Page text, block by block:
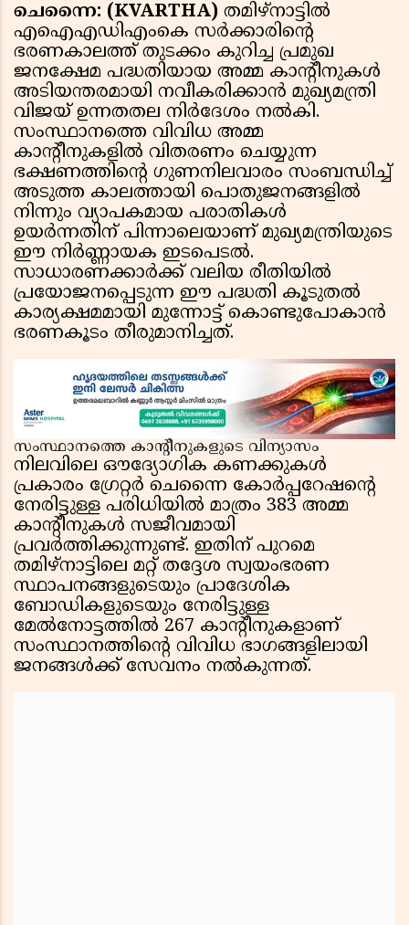
ചെന്നൈ: (KVARTHA) തമിഴ്‌നാട്ടിൽ
എഐഎഡിഎംകെ സർക്കാരിൻ്റെ
ഭരണകാലത്ത് തുടക്കം കുറിച്ച പ്രമുഖ
ജനക്ഷേമ പദ്ധതിയായ അമ്മ കാന്റീനുകൾ
അടിയന്തരമായി നവീകരിക്കാൻ മുഖ്യമന്ത്രി
വിജയ് ഉന്നതതല നിർദേശം നൽകി.
സംസ്ഥാനത്തെ വിവിധ അമ്മ
കാന്റീനുകളിൽ വിതരണം ചെയ്യുന്ന
ഭക്ഷണത്തിൻ്റെ ഗുണനിലവാരം സംബന്ധിച്ച്
അടുത്ത കാലത്തായി പൊതുജനങ്ങളിൽ
നിന്നും വ്യാപകമായ പരാതികൾ
ഉയർന്നതിന് പിന്നാലെയാണ് മുഖ്യമന്ത്രിയുടെ
ഈ നിർണ്ണായക ഇടപെടൽ.
സാധാരണക്കാർക്ക് വലിയ രീതിയിൽ
പ്രയോജനപ്പെടുന്ന ഈ പദ്ധതി കൂടുതൽ
കാര്യക്ഷമമായി മുന്നോട്ട് കൊണ്ടുപോകാൻ
ഭരണകൂടം തീരുമാനിച്ചത്.
സംസ്ഥാനത്തെ കാന്റീനുകളുടെ വിന്യാസം
നിലവിലെ ഔദ്യോഗിക കണക്കുകൾ
പ്രകാരം ഗ്രേറ്റർ ചെന്നൈ കോർപ്പറേഷൻ്റെ
നേരിട്ടുള്ള പരിധിയിൽ മാത്രം 383 അമ്മ
കാന്റീനുകൾ സജീവമായി
പ്രവർത്തിക്കുന്നുണ്ട്. ഇതിന് പുറമെ
തമിഴ്‌നാട്ടിലെ മറ്റ് തദ്ദേശ സ്വയംഭരണ
സ്ഥാപനങ്ങളുടെയും പ്രാദേശിക
ബോഡികളുടെയും നേരിട്ടുള്ള
മേൽനോട്ടത്തിൽ 267 കാന്റീനുകളാണ്
സംസ്ഥാനത്തിൻ്റെ വിവിധ ഭാഗങ്ങളിലായി
ജനങ്ങൾക്ക് സേവനം നൽകുന്നത്.